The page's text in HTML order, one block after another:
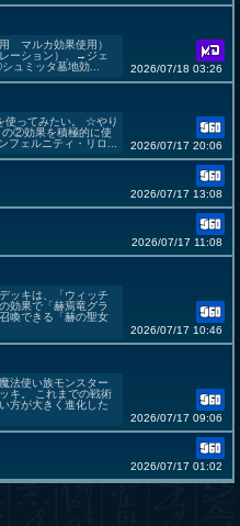
マルカ効果使用）
ーション）、→ジェ
ュミッタ墓地効...
2026/07/18 03:26
使ってみたい。 ☆やり
の②効果を積極的に使
フェルニティ・リロ...
2026/07/17 20:06
2026/07/17 13:08
2026/07/17 11:08
ッキは、「ウィッチ
効果で「赫焉竜グラ
喚できる「赫の聖女
2026/07/17 10:46
法使い族モンスター
キ。 これまでの戦術
方が大きく進化した
2026/07/17 09:06
2026/07/17 01:02